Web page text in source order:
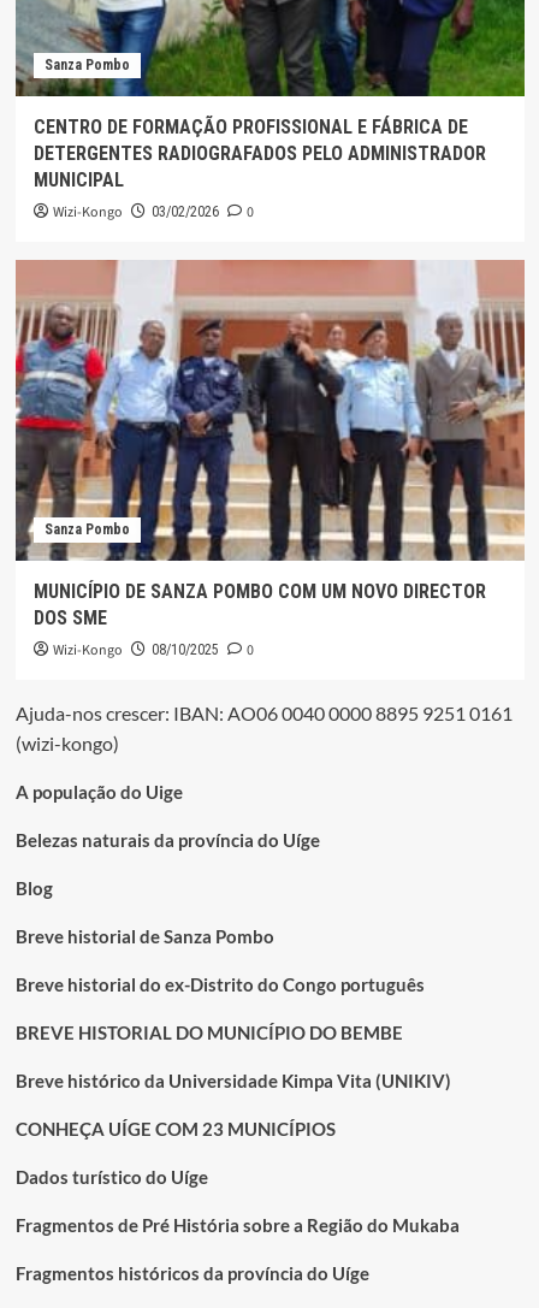
Sanza Pombo
CENTRO DE FORMAÇÃO PROFISSIONAL E FÁBRICA DE
DETERGENTES RADIOGRAFADOS PELO ADMINISTRADOR
MUNICIPAL
Wizi-Kongo 03/02/2026 0
Sanza Pombo
MUNICÍPIO DE SANZA POMBO COM UM NOVO DIRECTOR
DOS SME
Wizi-Kongo 08/10/2025 0
Ajuda-nos crescer: IBAN: AO06 0040 0000 8895 9251 0161
(wizi-kongo)
A população do Uige
Belezas naturais da província do Uíge
Blog
Breve historial de Sanza Pombo
Breve historial do ex-Distrito do Congo português
BREVE HISTORIAL DO MUNICÍPIO DO BEMBE
Breve histórico da Universidade Kimpa Vita (UNIKIV)
CONHEÇA UÍGE COM 23 MUNICÍPIOS
Dados turístico do Uíge
Fragmentos de Pré História sobre a Região do Mukaba
Fragmentos históricos da província do Uíge